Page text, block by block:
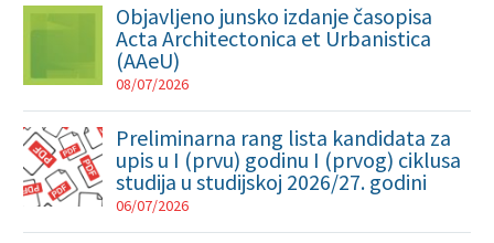
Objavljeno junsko izdanje časopisa
Acta Architectonica et Urbanistica
(AAeU)
08/07/2026
Preliminarna rang lista kandidata za
upis u I (prvu) godinu I (prvog) ciklusa
studija u studijskoj 2026/27. godini
06/07/2026